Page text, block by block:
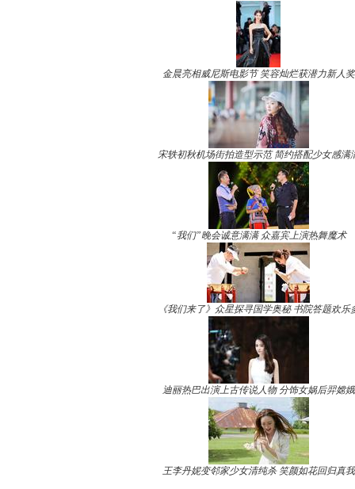
金晨亮相威尼斯电影节 笑容灿烂获潜力新人奖
宋轶初秋机场街拍造型示范 简约搭配少女感满
“我们”晚会诚意满满 众嘉宾上演热舞魔术
《我们来了》众星探寻国学奥秘 书院答题欢乐
迪丽热巴出演上古传说人物 分饰女娲后羿嫦娥
王李丹妮变邻家少女清纯杀 笑颜如花回归真我